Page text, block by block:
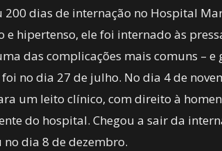
dias de internação no Hospital
e hipertenso, ele foi internado às
das complicações mais comuns – e
no dia 27 de julho. No dia 4 de
um leito clínico, com direito à
do hospital. Chegou a sair da
dia 8 de dezembro.